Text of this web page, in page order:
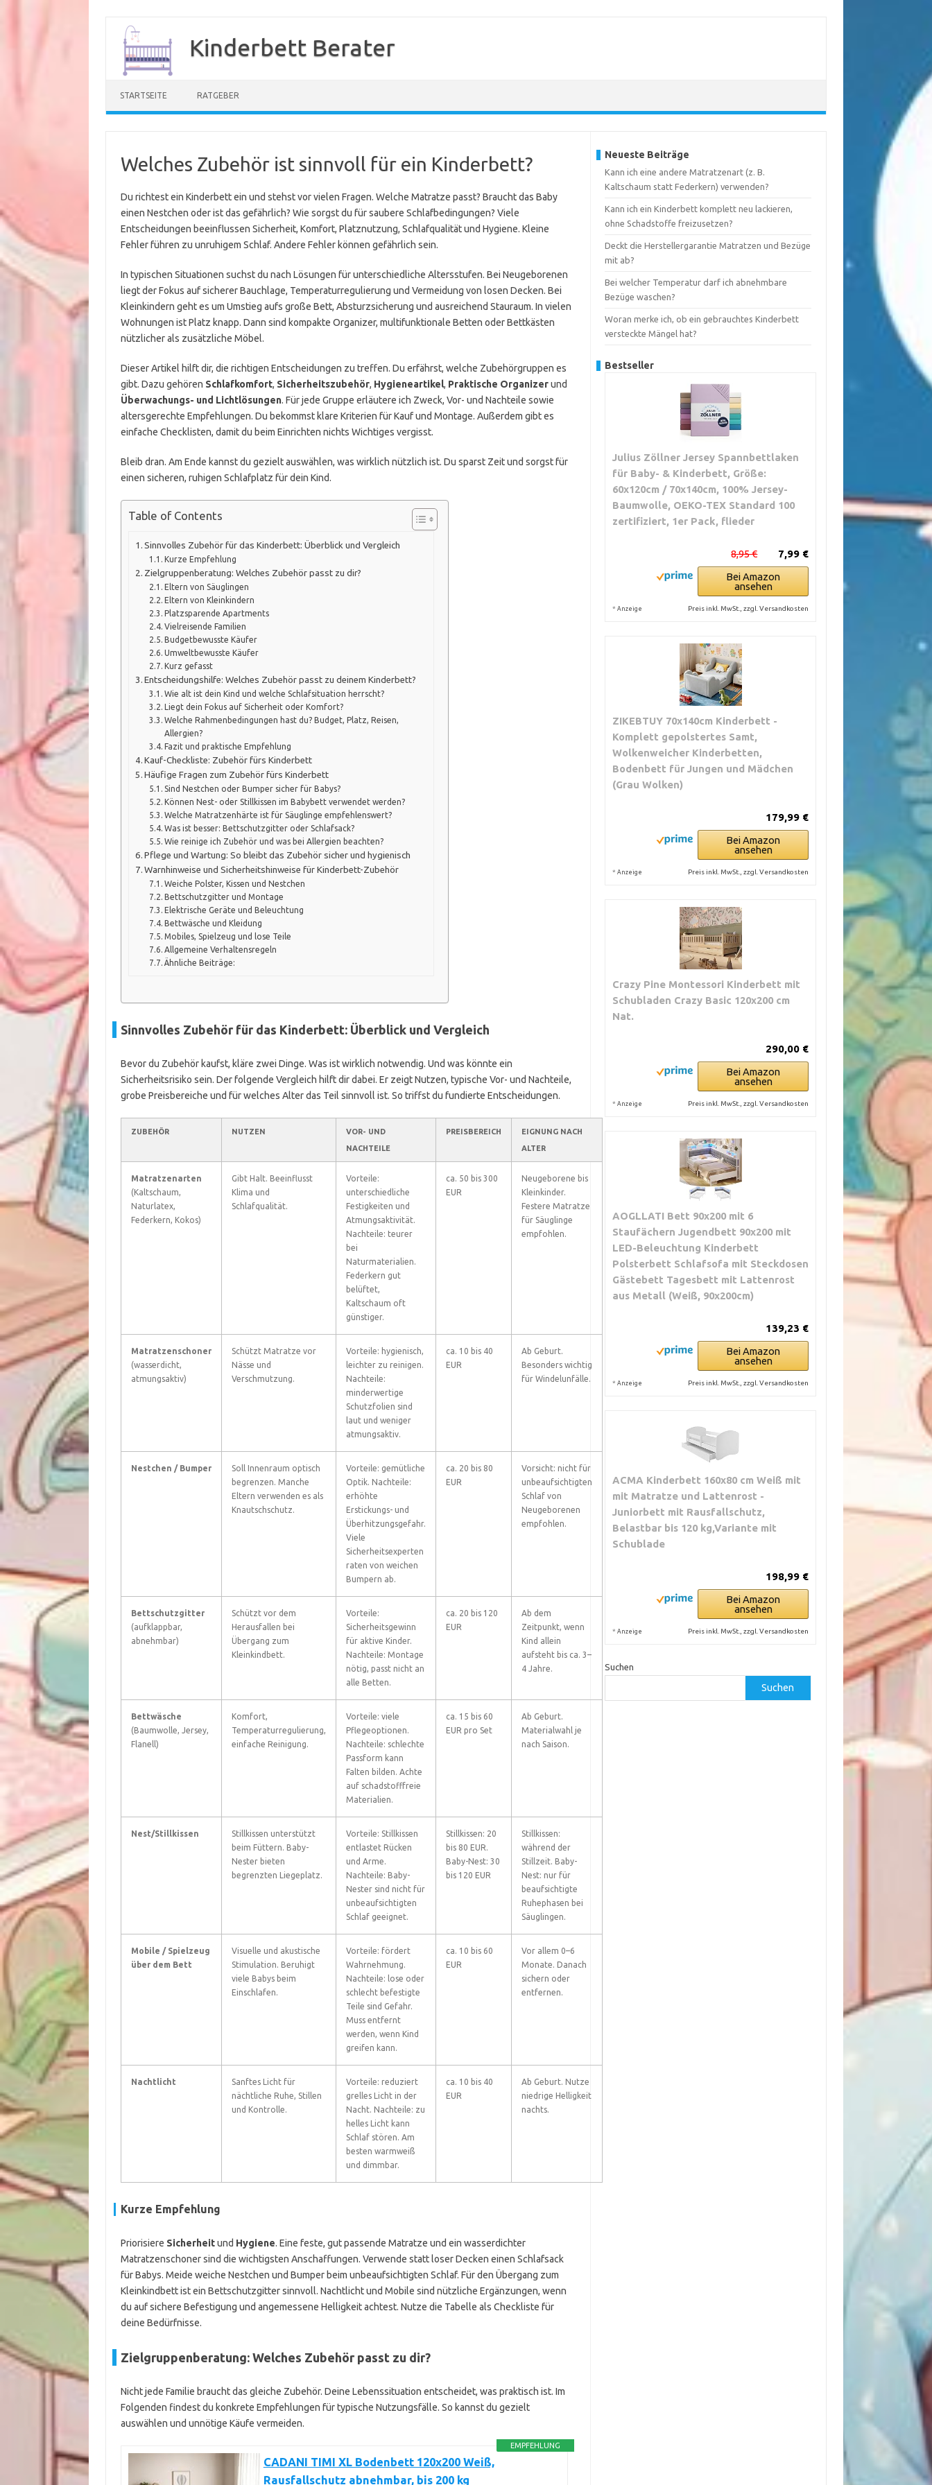
Inhalt
springen
Kinderbett Berater
STARTSEITE RATGEBER
Welches Zubehör ist sinnvoll für ein Kinderbett?
Du richtest ein Kinderbett ein und stehst vor vielen Fragen. Welche Matratze passt? Braucht das Baby
einen Nestchen oder ist das gefährlich? Wie sorgst du für saubere Schlafbedingungen? Viele
Entscheidungen beeinflussen Sicherheit, Komfort, Platznutzung, Schlafqualität und Hygiene. Kleine
Fehler führen zu unruhigem Schlaf. Andere Fehler können gefährlich sein.
In typischen Situationen suchst du nach Lösungen für unterschiedliche Altersstufen. Bei Neugeborenen
liegt der Fokus auf sicherer Bauchlage, Temperaturregulierung und Vermeidung von losen Decken. Bei
Kleinkindern geht es um Umstieg aufs große Bett, Absturzsicherung und ausreichend Stauraum. In vielen
Wohnungen ist Platz knapp. Dann sind kompakte Organizer, multifunktionale Betten oder Bettkästen
nützlicher als zusätzliche Möbel.
Dieser Artikel hilft dir, die richtigen Entscheidungen zu treffen. Du erfährst, welche Zubehörgruppen es
gibt. Dazu gehören Schlafkomfort, Sicherheitszubehör, Hygieneartikel, Praktische Organizerund
Überwachungs- und Lichtlösungen. Für jede Gruppe erläutere ich Zweck, Vor- und Nachteile sowie
altersgerechte Empfehlungen. Du bekommst klare Kriterien für Kauf und Montage. Außerdem gibt es
einfache Checklisten, damit du beim Einrichten nichts Wichtiges vergisst.
Bleib dran. Am Ende kannst du gezielt auswählen, was wirklich nützlich ist. Du sparst Zeit und sorgst für
einen sicheren, ruhigen Schlafplatz für dein Kind.
Table of Contents
Sinnvolles Zubehör für das Kinderbett: Überblick und Vergleich
Kurze Empfehlung
Zielgruppenberatung: Welches Zubehör passt zu dir?
Eltern von Säuglingen
Eltern von Kleinkindern
Platzsparende Apartments
Vielreisende Familien
Budgetbewusste Käufer
Umweltbewusste Käufer
Kurz gefasst
Entscheidungshilfe: Welches Zubehör passt zu deinem Kinderbett?
Wie alt ist dein Kind und welche Schlafsituation herrscht?
Liegt dein Fokus auf Sicherheit oder Komfort?
Welche Rahmenbedingungen hast du? Budget, Platz, Reisen,
Allergien?
Fazit und praktische Empfehlung
Kauf-Checkliste: Zubehör fürs Kinderbett
Häufige Fragen zum Zubehör fürs Kinderbett
Sind Nestchen oder Bumper sicher für Babys?
Können Nest- oder Stillkissen im Babybett verwendet werden?
Welche Matratzenhärte ist für Säuglinge empfehlenswert?
Was ist besser: Bettschutzgitter oder Schlafsack?
Wie reinige ich Zubehör und was bei Allergien beachten?
Pflege und Wartung: So bleibt das Zubehör sicher und hygienisch
Warnhinweise und Sicherheitshinweise für Kinderbett-Zubehör
Weiche Polster, Kissen und Nestchen
Bettschutzgitter und Montage
Elektrische Geräte und Beleuchtung
Bettwäsche und Kleidung
Mobiles, Spielzeug und lose Teile
Allgemeine Verhaltensregeln
Ähnliche Beiträge:
Sinnvolles Zubehör für das Kinderbett: Überblick und Vergleich
Bevor du Zubehör kaufst, kläre zwei Dinge. Was ist wirklich notwendig. Und was könnte ein
Sicherheitsrisiko sein. Der folgende Vergleich hilft dir dabei. Er zeigt Nutzen, typische Vor- und Nachteile,
grobe Preisbereiche und für welches Alter das Teil sinnvoll ist. So triffst du fundierte Entscheidungen.
ZUBEHÖR NUTZEN
VOR- UND
NACHTEILE
PREISBEREICH
EIGNUNG NACH
ALTER
Matratzenarten
(Kaltschaum,
Naturlatex,
Federkern, Kokos)
Gibt Halt. Beeinflusst
Klima und
Schlafqualität.
Vorteile:
unterschiedliche
Festigkeiten und
Atmungsaktivität.
Nachteile: teurer
bei
Naturmaterialien.
Federkern gut
belüftet,
Kaltschaum oft
günstiger.
ca. 50 bis 300
EUR
Neugeborene bis
Kleinkinder.
Festere Matratze
für Säuglinge
empfohlen.
Matratzenschoner
(wasserdicht,
atmungsaktiv)
Schützt Matratze vor
Nässe und
Verschmutzung.
Vorteile: hygienisch,
leichter zu reinigen.
Nachteile:
minderwertige
Schutzfolien sind
laut und weniger
atmungsaktiv.
ca. 10 bis 40
EUR
Ab Geburt.
Besonders wichtig
für Windelunfälle.
Nestchen / Bumper
Soll Innenraum optisch
begrenzen. Manche
Eltern verwenden es als
Knautschschutz.
Vorteile: gemütliche
Optik. Nachteile:
erhöhte
Erstickungs- und
Überhitzungsgefahr.
Viele
Sicherheitsexperten
raten von weichen
Bumpern ab.
ca. 20 bis 80
EUR
Vorsicht: nicht für
unbeaufsichtigten
Schlaf von
Neugeborenen
empfohlen.
Bettschutzgitter
(aufklappbar,
abnehmbar)
Schützt vor dem
Herausfallen bei
Übergang zum
Kleinkindbett.
Vorteile:
Sicherheitsgewinn
für aktive Kinder.
Nachteile: Montage
nötig, passt nicht an
alle Betten.
ca. 20 bis 120
EUR
Ab dem
Zeitpunkt, wenn
Kind allein
aufsteht bis ca. 3–
4 Jahre.
Bettwäsche
(Baumwolle, Jersey,
Flanell)
Komfort,
Temperaturregulierung,
einfache Reinigung.
Vorteile: viele
Pflegeoptionen.
Nachteile: schlechte
Passform kann
Falten bilden. Achte
auf schadstofffreie
Materialien.
ca. 15 bis 60
EUR pro Set
Ab Geburt.
Materialwahl je
nach Saison.
Nest/Stillkissen
Stillkissen unterstützt
beim Füttern. Baby-
Nester bieten
begrenzten Liegeplatz.
Vorteile: Stillkissen
entlastet Rücken
und Arme.
Nachteile: Baby-
Nester sind nicht für
unbeaufsichtigten
Schlaf geeignet.
Stillkissen: 20
bis 80 EUR.
Baby-Nest: 30
bis 120 EUR
Stillkissen:
während der
Stillzeit. Baby-
Nest: nur für
beaufsichtigte
Ruhephasen bei
Säuglingen.
Mobile / Spielzeug
über dem Bett
Visuelle und akustische
Stimulation. Beruhigt
viele Babys beim
Einschlafen.
Vorteile: fördert
Wahrnehmung.
Nachteile: lose oder
schlecht befestigte
Teile sind Gefahr.
Muss entfernt
werden, wenn Kind
greifen kann.
ca. 10 bis 60
EUR
Vor allem 0–6
Monate. Danach
sichern oder
entfernen.
Nachtlicht
Sanftes Licht für
nächtliche Ruhe, Stillen
und Kontrolle.
Vorteile: reduziert
grelles Licht in der
Nacht. Nachteile: zu
helles Licht kann
Schlaf stören. Am
besten warmweiß
und dimmbar.
ca. 10 bis 40
EUR
Ab Geburt. Nutze
niedrige Helligkeit
nachts.
Kurze Empfehlung
Priorisiere Sicherheitund Hygiene. Eine feste, gut passende Matratze und ein wasserdichter
Matratzenschoner sind die wichtigsten Anschaffungen. Verwende statt loser Decken einen Schlafsack
für Babys. Meide weiche Nestchen und Bumper beim unbeaufsichtigten Schlaf. Für den Übergang zum
Kleinkindbett ist ein Bettschutzgitter sinnvoll. Nachtlicht und Mobile sind nützliche Ergänzungen, wenn
du auf sichere Befestigung und angemessene Helligkeit achtest. Nutze die Tabelle als Checkliste für
deine Bedürfnisse.
Zielgruppenberatung: Welches Zubehör passt zu dir?
Nicht jede Familie braucht das gleiche Zubehör. Deine Lebenssituation entscheidet, was praktisch ist. Im
Folgenden findest du konkrete Empfehlungen für typische Nutzungsfälle. So kannst du gezielt
auswählen und unnötige Käufe vermeiden.
EMPFEHLUNG
CADANI TIMI XL Bodenbett 120x200 Weiß,
Rausfallschutz abnehmbar, bis 200 kg
Neueste Beiträge
Kann ich eine andere Matratzenart (z. B.
Kaltschaum statt Federkern) verwenden?
Kann ich ein Kinderbett komplett neu lackieren,
ohne Schadstoffe freizusetzen?
Deckt die Herstellergarantie Matratzen und Bezüge
mit ab?
Bei welcher Temperatur darf ich abnehmbare
Bezüge waschen?
Woran merke ich, ob ein gebrauchtes Kinderbett
versteckte Mängel hat?
Bestseller
Julius Zöllner Jersey Spannbettlaken
für Baby- & Kinderbett, Größe:
60x120cm / 70x140cm, 100% Jersey-
Baumwolle, OEKO-TEX Standard 100
zertifiziert, 1er Pack, flieder
7,99 €
8,95 €
Bei Amazon
ansehen
* Anzeige Preis inkl. MwSt., zzgl. Versandkosten
ZIKEBTUY 70x140cm Kinderbett -
Komplett gepolstertes Samt,
Wolkenweicher Kinderbetten,
Bodenbett für Jungen und Mädchen
(Grau Wolken)
179,99 €
Bei Amazon
ansehen
* Anzeige Preis inkl. MwSt., zzgl. Versandkosten
Crazy Pine Montessori Kinderbett mit
Schubladen Crazy Basic 120x200 cm
Nat.
290,00 €
Bei Amazon
ansehen
* Anzeige Preis inkl. MwSt., zzgl. Versandkosten
AOGLLATI Bett 90x200 mit 6
Staufächern Jugendbett 90x200 mit
LED-Beleuchtung Kinderbett
Polsterbett Schlafsofa mit Steckdosen
Gästebett Tagesbett mit Lattenrost
aus Metall (Weiß, 90x200cm)
139,23 €
Bei Amazon
ansehen
* Anzeige Preis inkl. MwSt., zzgl. Versandkosten
ACMA Kinderbett 160x80 cm Weiß mit
mit Matratze und Lattenrost -
Juniorbett mit Rausfallschutz,
Belastbar bis 120 kg,Variante mit
Schublade
198,99 €
Bei Amazon
ansehen
* Anzeige Preis inkl. MwSt., zzgl. Versandkosten
Suchen
Suchen